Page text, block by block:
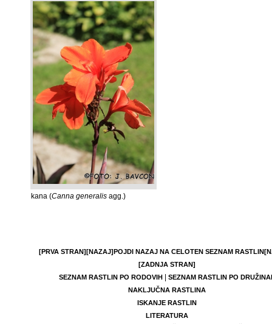
kana (Canna generalis agg.)
[PRVA STRAN][NAZAJ]POJDI NAZAJ NA CELOTEN SEZNAM RASTLIN
[ZADNJA STRAN]
SEZNAM RASTLIN PO RODOVIH|
SEZNAM RASTLIN PO
NAKLJUČNA RASTLINA
ISKANJE RASTLIN
LITERATURA